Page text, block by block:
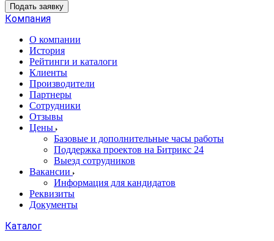
Подать заявку
Компания
О компании
История
Рейтинги и каталоги
Клиенты
Производители
Партнеры
Сотрудники
Отзывы
Цены
Базовые и дополнительные часы работы
Поддержка проектов на Битрикс 24
Выезд сотрудников
Вакансии
Информация для кандидатов
Реквизиты
Документы
Каталог